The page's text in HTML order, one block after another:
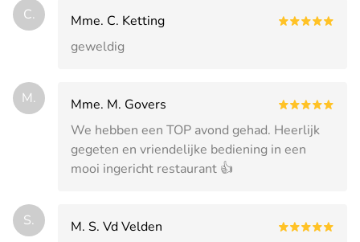
C.
Mme. C. Ketting
geweldig
M.
Mme. M. Govers
We hebben een TOP avond gehad. Heerlijk
gegeten en vriendelijke bediening in een
mooi ingericht restaurant 👍
S.
M. S. Vd Velden